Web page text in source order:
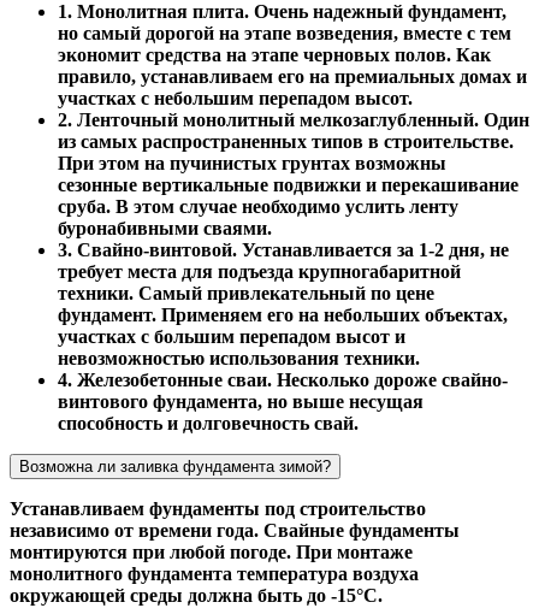
1. Монолитная плита. Очень надежный фундамент,
но самый дорогой на этапе возведения, вместе с тем
экономит средства на этапе черновых полов. Как
правило, устанавливаем его на премиальных домах и
участках с небольшим перепадом высот.
2. Ленточный монолитный мелкозаглубленный. Один
из самых распространенных типов в строительстве.
При этом на пучинистых грунтах возможны
сезонные вертикальные подвижки и перекашивание
сруба. В этом случае необходимо услить ленту
буронабивными сваями.
3. Свайно-винтовой. Устанавливается за 1-2 дня, не
требует места для подъезда крупногабаритной
техники. Самый привлекательный по цене
фундамент. Применяем его на небольших объектах,
участках с большим перепадом высот и
невозможностью использования техники.
4. Железобетонные сваи. Несколько дороже свайно-
винтового фундамента, но выше несущая
способность и долговечность свай.
Возможна ли заливка фундамента зимой?
Устанавливаем фундаменты под строительство
независимо от времени года. Свайные фундаменты
монтируются при любой погоде. При монтаже
монолитного фундамента температура воздуха
окружающей среды должна быть до -15°С.